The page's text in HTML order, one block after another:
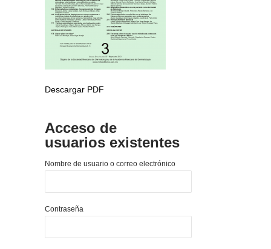
Descargar PDF
Acceso de
usuarios existentes
Nombre de usuario o correo electrónico
Contraseña